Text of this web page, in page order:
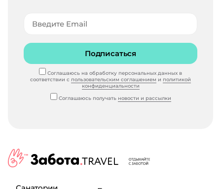
Подписаться
Соглашаюсь на обработку персональных данных в
соответствии с пользовательским соглашением и политикой
конфиденциальности
Соглашаюсь получать новости и рассылки